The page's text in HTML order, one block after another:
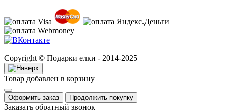
Copyright © Подарки елки - 2014-2025
Товар добавлен в корзину
Оформить заказ Продолжить покупку
Заказать обратный звонок